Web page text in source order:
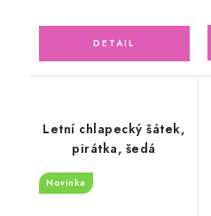
Letní chlapecký šátek,
pirátka, šedá
Novinka